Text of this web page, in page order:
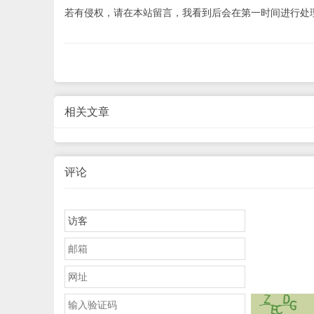
若有侵权，请在本站留言，我看到后会在第一时间进行处
相关文章
评论